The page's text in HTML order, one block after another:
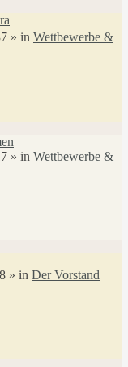
» in Wettbewerbe &
» in Wettbewerbe &
» in Der Vorstand